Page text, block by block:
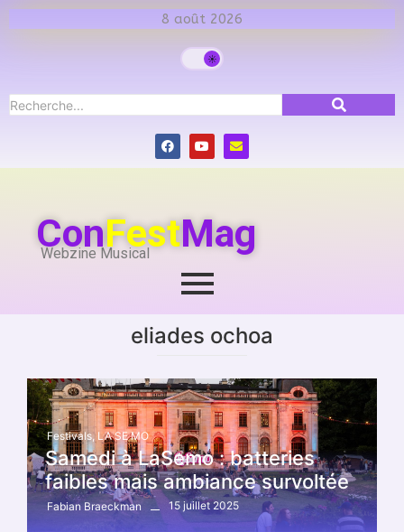
8 août 2026
ConFestMag
Webzine Musical
eliades ochoa
Festivals, LA SE MO
Samedi à LaSemo : batteries
faibles mais ambiance survoltée
Fabian Braeckman 15 juillet 2025